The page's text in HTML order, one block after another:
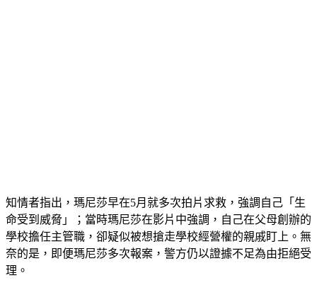
知情者指出，瑪尼莎早在5月就多次拍片求救，強調自己「生
命受到威脅」；當時瑪尼莎在影片中強調，自己在父母創辦的
學校擔任主管職，卻疑似被想搶走學校經營權的親戚盯上。無
奈的是，即便瑪尼莎多次報案，警方仍以證據不足為由拒絕受
理。